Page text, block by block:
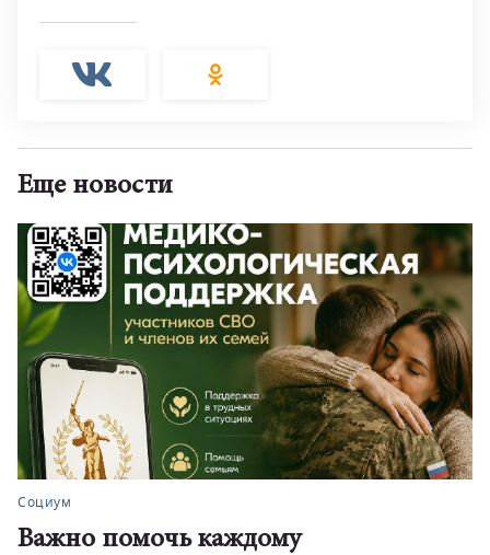
Еще новости
Социум
Важно помочь каждому